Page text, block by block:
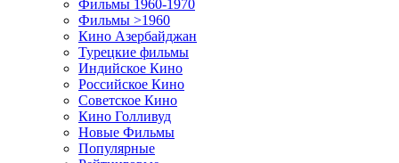
Фильмы 1960-1970
Фильмы >1960
Кино Азербайджан
Турецкие фильмы
Индийское Кино
Российское Кино
Советское Кино
Кино Голливуд
Новые Фильмы
Популярные